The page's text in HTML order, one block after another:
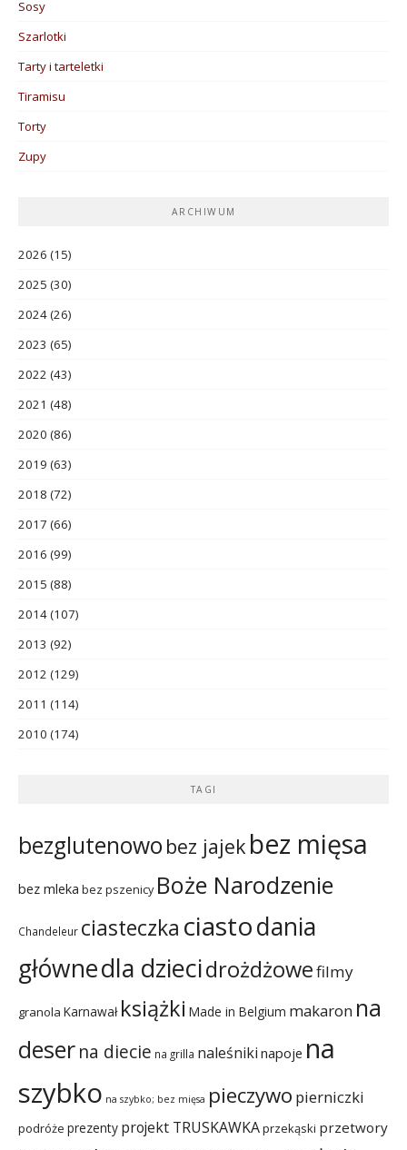
Sosy
Szarlotki
Tarty i tarteletki
Tiramisu
Torty
Zupy
ARCHIWUM
2026 (15)
2025 (30)
2024(26)
2023 (65)
2022 (43)
2021 (48)
2020 (86)
2019 (63)
2018 (72)
2017 (66)
2016 (99)
2015 (88)
2014(107)
2013 (92)
2012 (129)
2011 (114)
2010 (174)
TAGI
bezglutenowo bez jajekbez mięsa
bez mleka bez pszenicy Boże Narodzenie
Chandeleur ciasteczka ciastodania
głównedla dziecidrożdżowefilmy
granola Karnawał książki Made in Belgium makaron na
deserna diecie na grilla naleśniki napoje na
szybko na szybko; bez mięsa pieczywo pierniczki
podróże prezenty projekt TRUSKAWKAprzekąski przetwory